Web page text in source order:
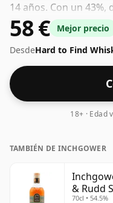
14 años. Con un
embotella con la
presenta en botella
58 €
Mejor precio
DesdeHard to Find
18+ ·
TAMBIÉN DE INCHGOWER
& Rudd
70cl • 54.5%